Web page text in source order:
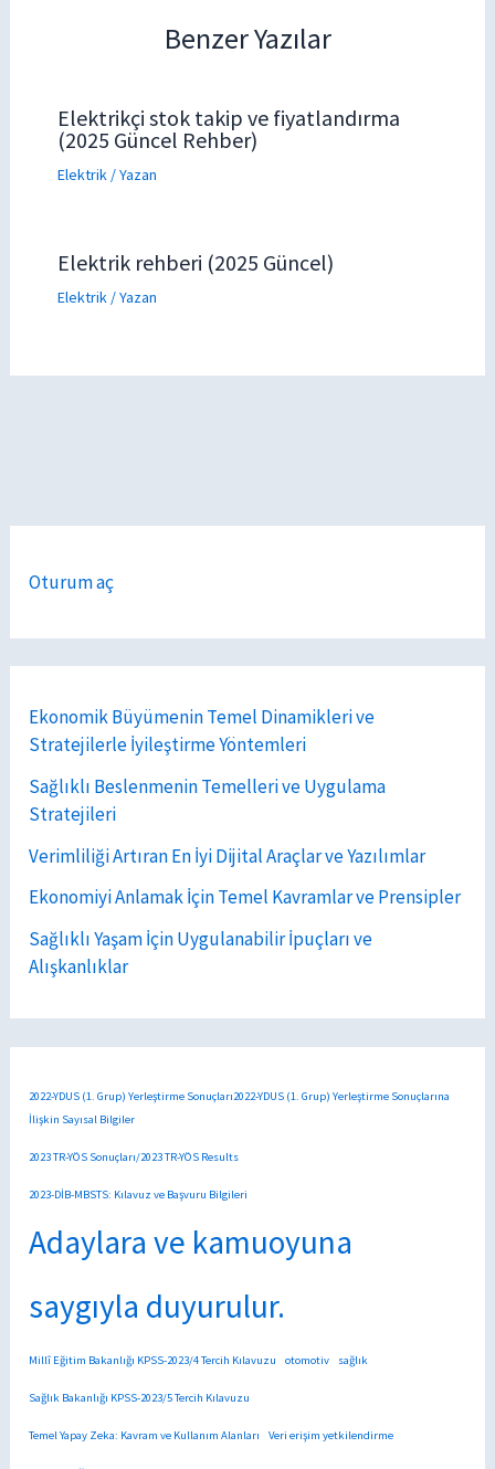
Benzer Yazılar
Elektrikçi stok takip ve fiyatlandırma
(2025 Güncel Rehber)
Elektrik/ Yazan
Elektrik rehberi (2025 Güncel)
Elektrik/ Yazan
Oturum aç
Ekonomik Büyümenin Temel Dinamikleri ve
Stratejilerle İyileştirme Yöntemleri
Sağlıklı Beslenmenin Temelleri ve Uygulama
Stratejileri
Verimliliği Artıran En İyi Dijital Araçlar ve Yazılımlar
Ekonomiyi Anlamak İçin Temel Kavramlar ve Prensipler
Sağlıklı Yaşam İçin Uygulanabilir İpuçları ve
Alışkanlıklar
2022-YDUS (1. Grup) Yerleştirme Sonuçları2022-YDUS (1. Grup) Yerleştirme Sonuçlarına
İlişkin Sayısal Bilgiler
2023 TR-YÖS Sonuçları/2023 TR-YÖS Results
2023-DİB-MBSTS: Kılavuz ve Başvuru Bilgileri
Adaylara ve kamuoyuna
saygıyla duyurulur.
Millî Eğitim Bakanlığı KPSS-2023/4 Tercih Kılavuzu otomotiv sağlık
Sağlık Bakanlığı KPSS-2023/5 Tercih Kılavuzu
Temel Yapay Zeka: Kavram ve Kullanım Alanları Veri erişim yetkilendirme